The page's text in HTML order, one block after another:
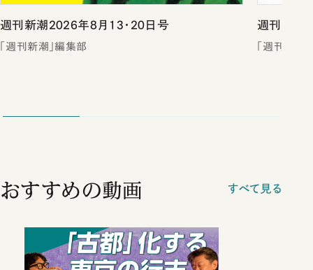
週刊新潮2026年8月13・20日号
「週刊新潮」編集部
週刊新潮
「週刊新潮
おすすめの動画 すべて見る